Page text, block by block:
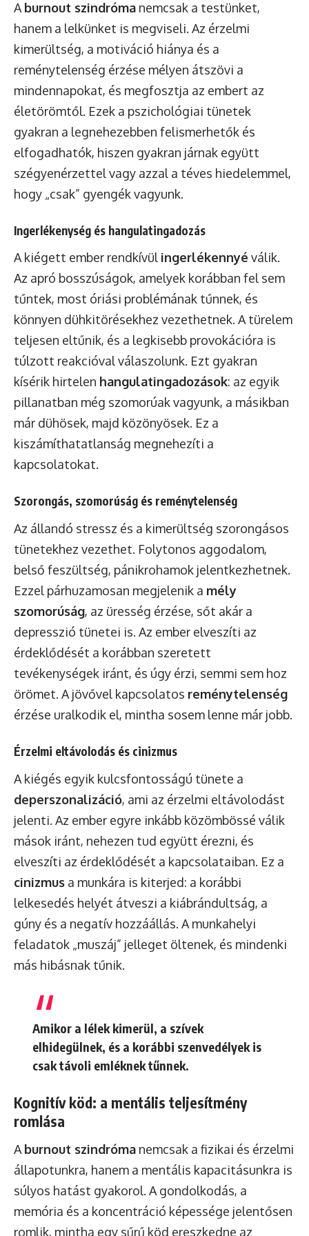
A burnout szindróma nemcsak a testünket,
hanem a lelkünket is megviseli. Az érzelmi
kimerültség, a motiváció hiánya és a
reménytelenség érzése mélyen átszövi a
mindennapokat, és megfosztja az embert az
életörömtől. Ezek a pszichológiai tünetek
gyakran a legnehezebben felismerhetők és
elfogadhatók, hiszen gyakran járnak együtt
szégyenérzettel vagy azzal a téves hiedelemmel,
hogy „csak” gyengék vagyunk.
Ingerlékenység és hangulatingadozás
A kiégett ember rendkívül ingerlékennyé válik.
Az apró bosszúságok, amelyek korábban fel sem
tűntek, most óriási problémának tűnnek, és
könnyen dühkitörésekhez vezethetnek. A türelem
teljesen eltűnik, és a legkisebb provokációra is
túlzott reakcióval válaszolunk. Ezt gyakran
kísérik hirtelen hangulatingadozások: az egyik
pillanatban még szomorúak vagyunk, a másikban
már dühösek, majd közönyösek. Ez a
kiszámíthatatlanság megnehezíti a
kapcsolatokat.
Szorongás, szomorúság és reménytelenség
Az állandó stressz és a kimerültség szorongásos
tünetekhez vezethet. Folytonos aggodalom,
belső feszültség, pánikrohamok jelentkezhetnek.
Ezzel párhuzamosan megjelenik a mély
szomorúság, az üresség érzése, sőt akár a
depresszió tünetei is. Az ember elveszíti az
érdeklődését a korábban szeretett
tevékenységek iránt, és úgy érzi, semmi sem hoz
örömet. A jövővel kapcsolatos reménytelenség
érzése uralkodik el, mintha sosem lenne már jobb.
Érzelmi eltávolodás és cinizmus
A kiégés egyik kulcsfontosságú tünete a
deperszonalizáció, ami az érzelmi eltávolodást
jelenti. Az ember egyre inkább közömbössé válik
mások iránt, nehezen tud együtt érezni, és
elveszíti az érdeklődését a kapcsolataiban. Ez a
cinizmus a munkára is kiterjed: a korábbi
lelkesedés helyét átveszi a kiábrándultság, a
gúny és a negatív hozzáállás. A munkahelyi
feladatok „muszáj” jelleget öltenek, és mindenki
más hibásnak tűnik.
Amikor a lélek kimerül, a szívek
elhidegülnek, és a korábbi szenvedélyek is
csak távoli emléknek tűnnek.
Kognitív köd: a mentális teljesítmény
romlása
A burnout szindróma nemcsak a fizikai és érzelmi
állapotunkra, hanem a mentális kapacitásunkra is
súlyos hatást gyakorol. A gondolkodás, a
memória és a koncentráció képessége jelentősen
romlik, mintha egy sűrű köd ereszkedne az